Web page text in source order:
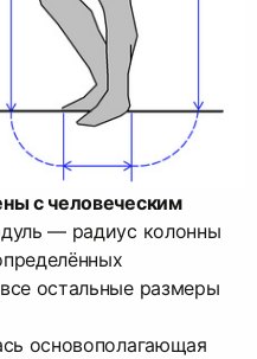
с человеческим
— радиус колонны
остальные размеры
основополагающая